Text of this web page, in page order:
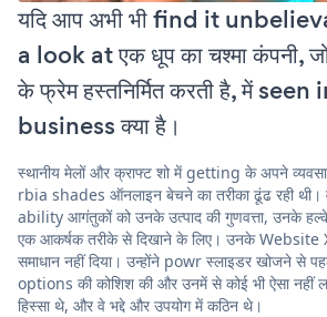
यदि आप अभी भी find it
a look at एक धूप का चश्मा कंपनी,
के फ्रेम हस्तनिर्मित करती है, में
business क्या है।
स्थानीय मेलों और क्राफ्ट शो में getting के अपने
rbia shades ऑनलाइन बेचने का तरीका ढूंढ रही
ability आगंतुकों को उनके उत्पाद की गुणवत्ता, उनके हल्के
एक आकर्षक तरीके से दिखाने के लिए। उनके Website
समाधान नहीं दिया। उन्होंने powr स्लाइडर खोजने
options की कोशिश की और उनमें से कोई भी ऐसा नहीं
हिस्सा थे, और वे भद्दे और उपयोग में कठिन थे।